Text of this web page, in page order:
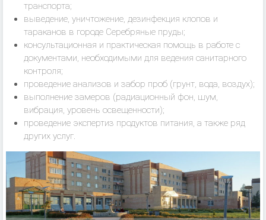
транспорта;
выведение, уничтожение, дезинфекция клопов и
тараканов в городе Серебряные пруды;
консультационная и практическая помощь в работе с
документами, необходимыми для ведения санитарного
контроля;
проведение анализов и забор проб (грунт, вода, воздух);
выполнение замеров (радиационный фон, шум,
вибрация, уровень освещенности);
проведение экспертиз продуктов питания, а также ряд
других услуг.